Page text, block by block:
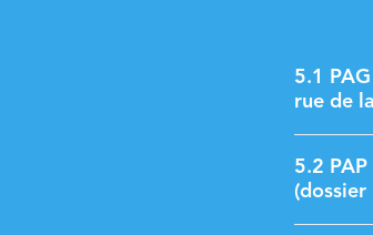
5.1
rue de
5.2
(dossier